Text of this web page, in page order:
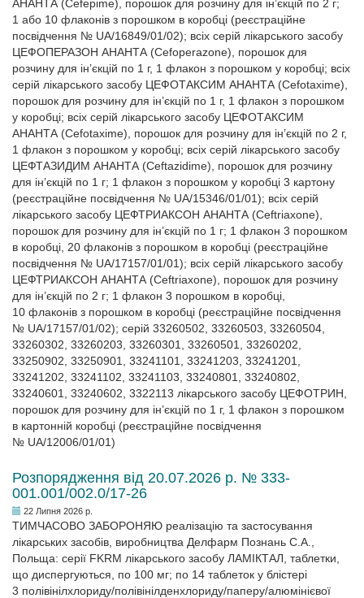
АНАНТА (Cefepime), порошок для розчину для ін’єкцій по 2 г;
1 або 10 флаконів з порошком в коробці (реєстраційне
посвідчення № UA/16849/01/02); всіх серій лікарського засобу
ЦЕФОПЕРАЗОН АНАНТА (Cefoperazone), порошок для
розчину для ін’єкцій по 1 г, 1 флакон з порошком у коробці; всіх
серій лікарського засобу ЦЕФОТАКСИМ АНАНТА (Cefotaxime),
порошок для розчину для ін’єкцій по 1 г, 1 флакон з порошком
у коробці; всіх серій лікарського засобу ЦЕФОТАКСИМ
АНАНТА (Cefotaxime), порошок для розчину для ін’єкцій по 2 г,
1 флакон з порошком у коробці; всіх серій лікарського засобу
ЦЕФТАЗИДИМ АНАНТА (Ceftazidime), порошок для розчину
для ін’єкцій по 1 г; 1 флакон з порошком у коробці 3 картону
(реєстраційне посвідчення № UA/15346/01/01); всіх серій
лікарського засобу ЦЕФТРИАКСОН АНАНТА (Ceftriaxone),
порошок для розчину для ін’єкцій по 1 г; 1 флакон 3 порошком
в коробці, 20 флаконів з порошком в коробці (реєстраційне
посвідчення № UA/17157/01/01); всіх серій лікарського засобу
ЦЕФТРИАКСОН АНАНТА (Ceftriaxone), порошок для розчину
для ін’єкцій по 2 г; 1 флакон 3 порошком в коробці,
10 флаконів з порошком в коробці (реєстраційне посвідчення
№ UA/17157/01/02); cepiй 33260502, 33260503, 33260504,
33260302, 33260203, 33260301, 33260501, 33260202,
33250902, 33250901, 33241101, 33241203, 33241201,
33241202, 33241102, 33241103, 33240801, 33240802,
33240601, 33240602, 3322113 лікарського засобу ЦЕФОТРИН,
порошок для розчину для ін’єкцій по 1 г, 1 флакон з порошком
в картонній коробці (реєстраційне посвідчення
№ UA/12006/01/01)
Розпорядження від 20.07.2026 р. № 333-
001.001/002.0/17-26
22 Липня 2026 р.
ТИМЧАСОВО ЗАБОРОНЯЮ реалізацію та застосування
лікарських засобів, виробництва Делфарм Познань С.А.,
Польща: серії FKRM лікарського засобу ЛАМІКТАЛ, таблетки,
що диспергуються, по 100 мг; по 14 таблеток у блістері
3 полівінілхлориду/полівінілденхлориду/паперу/алюмінієвої